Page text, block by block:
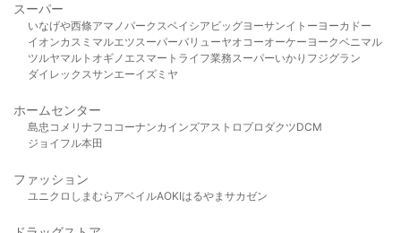
スーパー
いなげや西條アマノパークスベイシア ビッグヨーサンイトーヨーカドー
イオンカスミ マルエツスーパーバリューヤオコーオーケー ヨークベニマル
ツルヤマルト オギノ エスマート ライフ業務スーパーいかり フジグラン
ダイレックスサンエーイズミヤ
ホームセンター
島忠 コメリ ナフコ コーナンカインズアストロプロダクツDCM
ジョイフル本田
ファッション
ユニクロ しまむら アベイルAOKIはるやま サカゼン